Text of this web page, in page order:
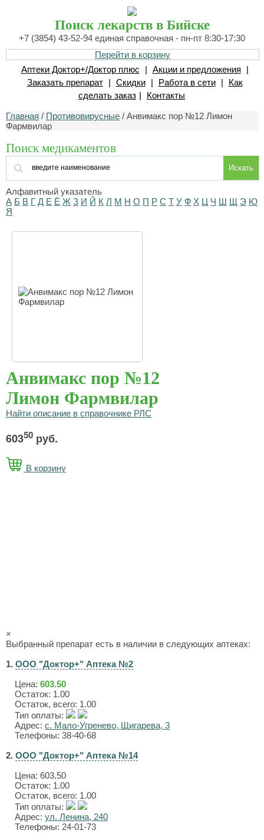
Поиск лекарств в Бийске
+7 (3854) 43-52-94 единая справочная - пн-пт 8:30-17:30
Перейти в корзину
Аптеки Доктор+/Доктор плюс
| Акции и предложения
|
Заказать препарат
| Скидки | Работа в сети |
Как
сделать заказ | Контакты
Главная / Противовирусные / Анвимакс пор №12 Лимон
Фармвилар
Поиск медикаментов
Искать
Алфавитный указатель
А Б В Г Д Е Ё Ж З И Й К Л М Н О П Р С Т У Ф Х Ц Ч Ш Щ Э Ю
Я
Анвимакс пор №12
Лимон Фармвилар
Найти описание в справочнике РЛС
60350 руб.
В корзину
×
Выбранный препарат есть в наличии в следующих аптеках:
1. ООО "Доктор+" Аптека №2
Цена: 603.50
Остаток: 1.00
Остаток, всего: 1.00
Тип оплаты:
Адрес: с. Мало-Угренево, Щигарева, 3
Телефоны: 38-40-68
2. ООО "Доктор+" Аптека №14
Цена: 603.50
Остаток: 1.00
Остаток, всего: 1.00
Тип оплаты:
Адрес: ул. Ленина, 240
Телефоны: 24-01-73